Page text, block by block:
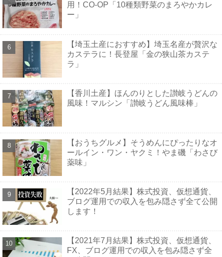
用！CO-OP「10種類野菜のまろやかカレ
ー」
【埼玉土産におすすめ】埼玉名産が贅沢な
カステラに！長登屋「金の狭山茶カステ
ラ」
【香川土産】ほんのりとした讃岐うどんの
風味！マルシン「讃岐うどん風味棒」
【おうちグルメ】そうめんにぴったりなオ
ールイン・ワン・ヤクミ！やま磯「わさび
薬味」
【2022年5月結果】株式投資、仮想通貨、
ブログ運用での収入を包み隠さず全て公開
します！
【2021年7月結果】株式投資、仮想通貨、
FX、ブログ運用での収入を包み隠さず全